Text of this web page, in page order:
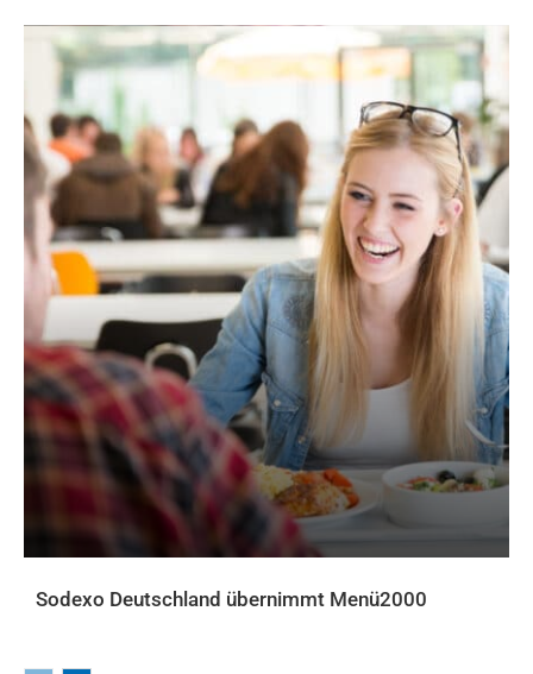
Sodexo Deutschland übernimmt Menü2000